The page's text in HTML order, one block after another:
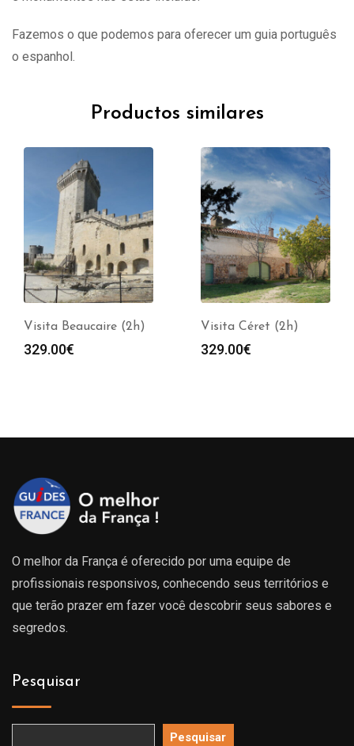
Fazemos o que podemos para oferecer um guia português
o espanhol.
Productos similares
Visita Beaucaire (2h)
329.00€
Visita Céret (2h)
329.00€
O melhor da França é oferecido por uma equipe de
profissionais responsivos, conhecendo seus territórios e
que terão prazer em fazer você descobrir seus sabores e
segredos.
Pesquisar
Pesquisar